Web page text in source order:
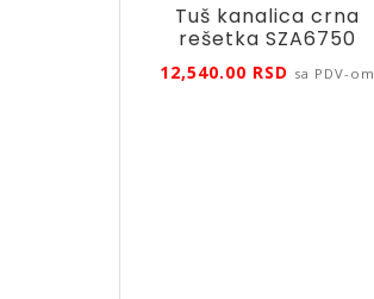
Tuš kanalica crna
rešetka SZA6750
12,540.00 RSD sa PDV-om